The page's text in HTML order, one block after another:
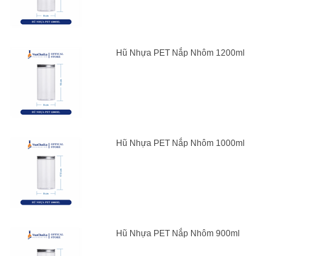
Hũ Nhựa PET Nắp Nhôm 1200ml
Hũ Nhựa PET Nắp Nhôm 1000ml
Hũ Nhựa PET Nắp Nhôm 900ml